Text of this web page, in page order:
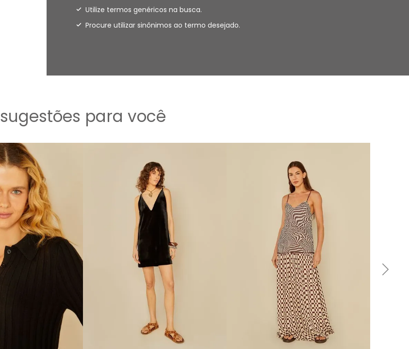
Utilize termos genéricos na busca.
Procure utilizar sinônimos ao termo desejado.
sugestões para você